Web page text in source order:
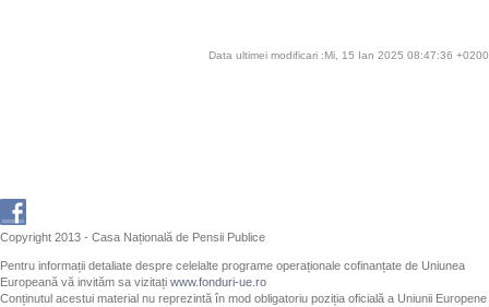
Data ultimei modificari :Mi, 15 Ian 2025 08:47:36 +0200
Copyright 2013 - Casa Națională de Pensii Publice
Pentru informații detaliate despre celelalte programe operaționale cofinanțate de Uniunea
Europeană vă invităm sa vizitați www.fonduri-ue.ro
Conținutul acestui material nu reprezintă în mod obligatoriu poziția oficială a Uniunii Europene